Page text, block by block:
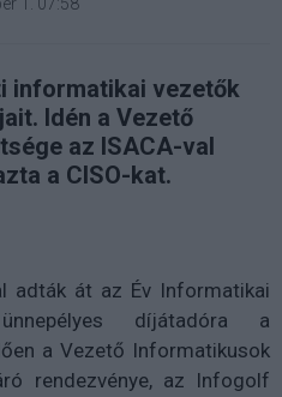
informatikai vezetők
Idén a Vezető
az ISACA-val
a CISO-kat.
adták át az Év Informatikai
díjátadóra a
a Vezető Informatikusok
rendezvénye, az Infogolf